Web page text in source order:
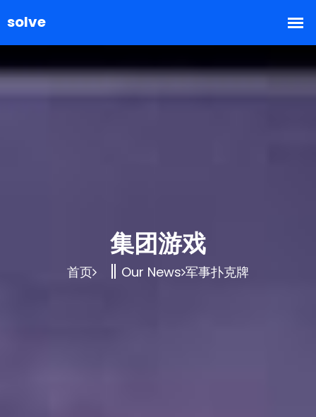
集团游戏
首页 Our News 军事扑克牌